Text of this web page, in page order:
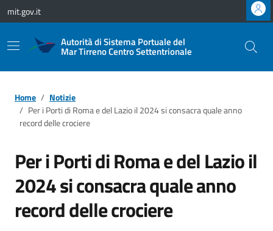
Vai ai contenuti
Vai al footer
mit.gov.it
Autorità di Sistema Portuale del
Mar Tirreno Centro Settentrionale
Home
Notizie
Per i Porti di Roma e del Lazio il 2024 si consacra quale anno
record delle crociere
Per i Porti di Roma e del Lazio il
2024 si consacra quale anno
record delle crociere